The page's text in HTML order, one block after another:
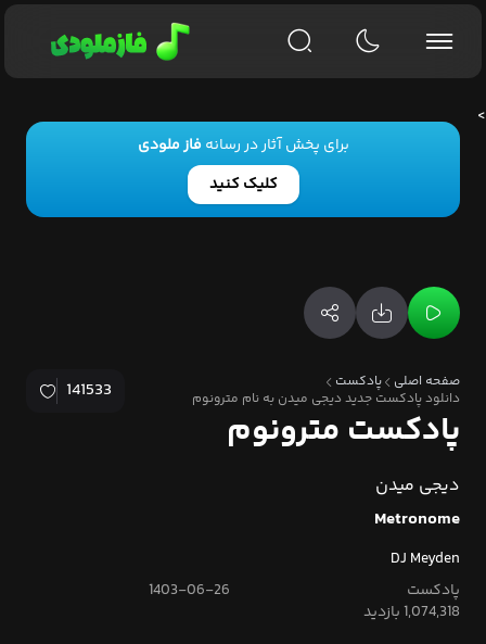
برای پخش آثار در رسانهفاز ملودی
کلیک کنید
صفحه اصلی
پادکست
دانلود پادکست جدید دیجی میدن به نام مترونوم
141533
پادکست مترونوم
دیجی میدن
Metronome
DJ Meyden
پادکست
1403-06-26
1,074,318 بازدید
>